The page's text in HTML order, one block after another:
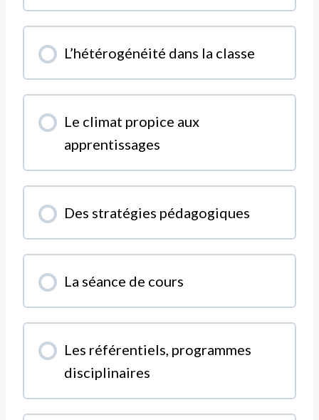
MODULE PROGRESSION
0% COMPLÉTÉ 0/0 Etapes
L’hétérogénéité dans la classe
MODULE PROGRESSION
0% COMPLÉTÉ 0/0 Etapes
Le climat propice aux
apprentissages
MODULE PROGRESSION
0% COMPLÉTÉ 0/0 Etapes
Des stratégies pédagogiques
MODULE PROGRESSION
0% COMPLÉTÉ 0/0 Etapes
La séance de cours
MODULE PROGRESSION
0% COMPLÉTÉ 0/0 Etapes
Les référentiels, programmes
disciplinaires